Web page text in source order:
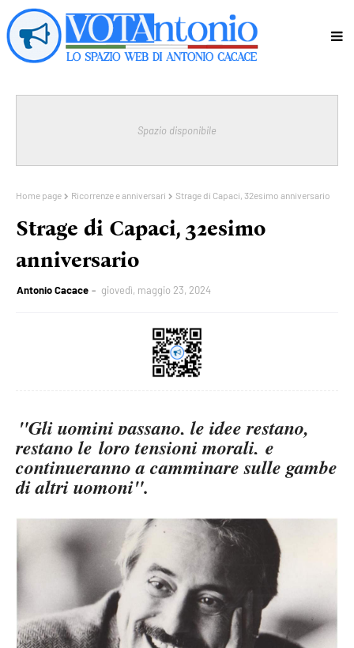
Spazio disponibile
Home page Ricorrenze e anniversari Strage di Capaci, 32esimo anniversario
Strage di Capaci, 32esimo
anniversario
Antonio Cacace giovedì, maggio 23, 2024
"Gli uomini passano, le idee restano,
restano le loro tensioni morali, e
continueranno a camminare sulle gambe
di altri uomoni".